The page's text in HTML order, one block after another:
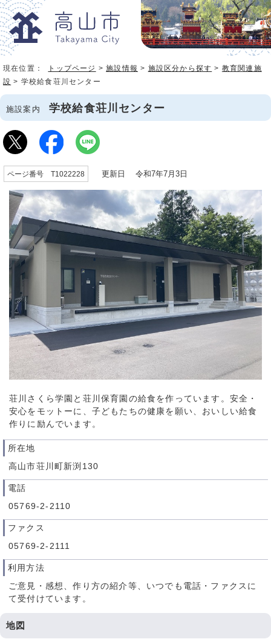
現在位置： トップページ >施設情報 > 施設区分から探す > 教育関連施
設 > 学校給食荘川センター
施設案内 学校給食荘川センター
ページ番号 T1022228 更新日 令和7年7月3日
荘川さくら学園と荘川保育園の給食を作っています。安全・
安心をモットーに、子どもたちの健康を願い、おいしい給食
作りに励んでいます。
所在地
高山市荘川町新渕130
電話
05769-2-2110
ファクス
05769-2-2111
利用方法
ご意見・感想、作り方の紹介等、いつでも電話・ファクスに
て受付けています。
地図